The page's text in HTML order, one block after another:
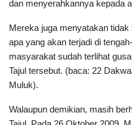
dan menyerahkannya kepada
Mereka juga menyatakan
apa yang akan terjadi di
masyarakat sudah terlihat
Tajul tersebut. (baca: 22
Muluk).
Walaupun demikian, masih